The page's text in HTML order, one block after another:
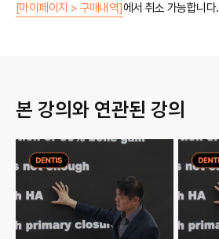
[마이페이지 > 구매내역]에서 취소 가능합니다.
본 강의와 연관된 강의